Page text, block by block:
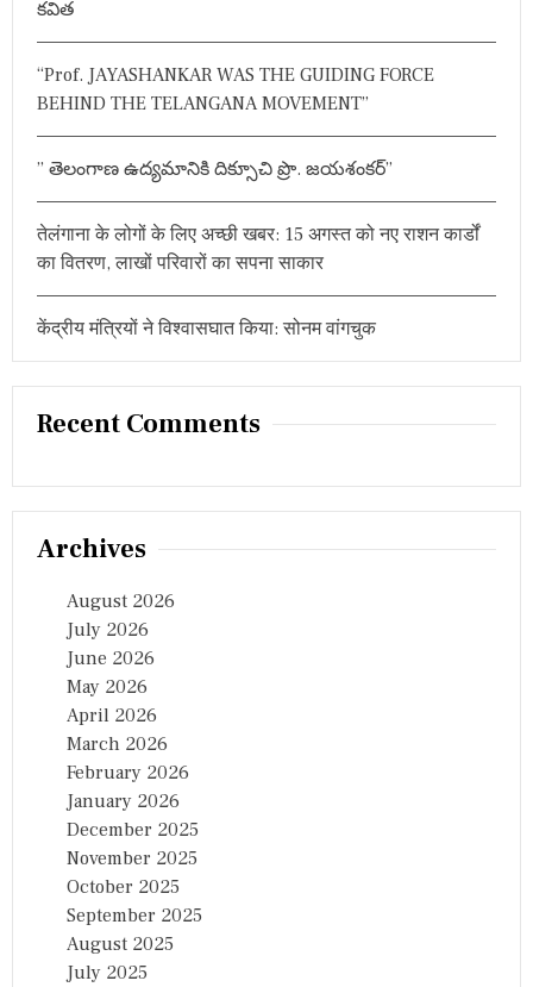
కవిత
“Prof. JAYASHANKAR WAS THE GUIDING FORCE
BEHIND THE TELANGANA MOVEMENT”
” తెలంగాణ ఉద్యమానికి దిక్సూచి ప్రొ. జయశంకర్”
तेलंगाना के लोगों के लिए अच्छी खबर: 15 अगस्त को नए राशन कार्डों
का वितरण, लाखों परिवारों का सपना साकार
केंद्रीय मंत्रियों ने विश्वासघात किया: सोनम वांगचुक
Recent Comments
Archives
August 2026
July 2026
June 2026
May 2026
April 2026
March 2026
February 2026
January 2026
December 2025
November 2025
October 2025
September 2025
August 2025
July 2025